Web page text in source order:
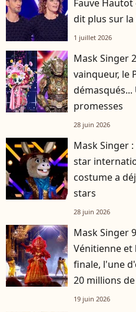
Fauve
dit plus sur la
1 juillet 2026
Mask Singer
vainqueur, le
démasqués...
promesses
28 juin 2026
Mask Singer
star
costume a
stars
28 juin 2026
Mask Singer
Vénitienne et
finale, l'une
20 millions
19 juin 2026